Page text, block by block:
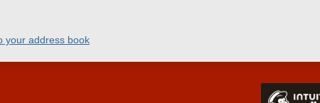
your address book